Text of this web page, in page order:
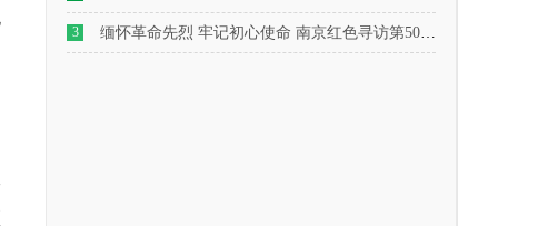
3 缅怀革命先烈 牢记初心使命 南京红色寻访第50站活动邀您参与